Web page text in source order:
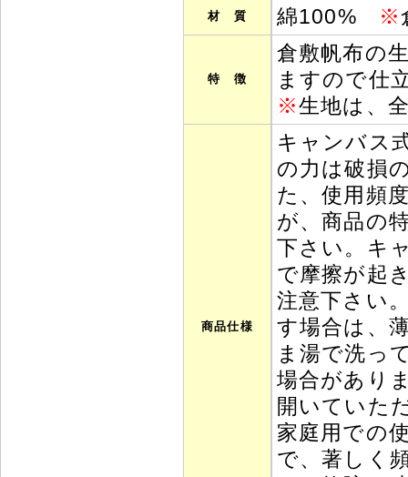
材 質 綿100% ※
特 徴
倉敷帆布の
ますので仕
※生地は、
商品仕様
キャンバス
の力は破損
た、使用頻
が、商品の
下さい。キ
で摩擦が起
注意下さい
す場合は、
ま湯で洗っ
場合があり
開いていた
家庭用での
で、著しく